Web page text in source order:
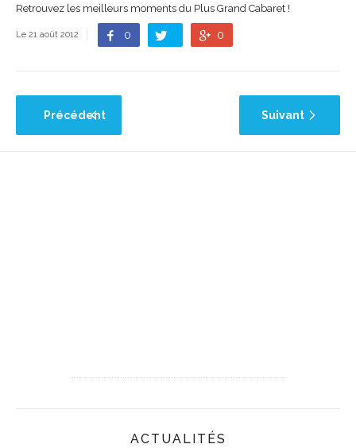
Retrouvez les meilleurs moments du Plus Grand Cabaret !
Le 21 août 2012 0 0
Précédent Suivant
ACTUALITÉS